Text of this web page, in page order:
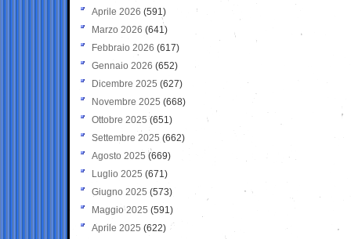
Aprile 2026 (591)
Marzo 2026 (641)
Febbraio 2026 (617)
Gennaio 2026 (652)
Dicembre 2025 (627)
Novembre 2025 (668)
Ottobre 2025 (651)
Settembre 2025 (662)
Agosto 2025 (669)
Luglio 2025 (671)
Giugno 2025 (573)
Maggio 2025 (591)
Aprile 2025 (622)